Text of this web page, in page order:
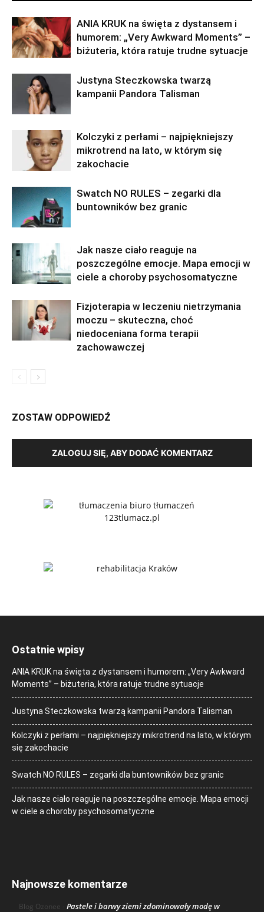
ANIA KRUK na święta z dystansem i
humorem: „Very Awkward Moments” –
biżuteria, która ratuje trudne sytuacje
Justyna Steczkowska twarzą
kampanii Pandora Talisman
Kolczyki z perłami – najpiękniejszy
mikrotrend na lato, w którym się
zakochacie
Swatch NO RULES – zegarki dla
buntowników bez granic
Jak nasze ciało reaguje na
poszczególne emocje. Mapa emocji w
ciele a choroby psychosomatyczne
Fizjoterapia w leczeniu nietrzymania
moczu – skuteczna, choć
niedoceniana forma terapii
zachowawczej
ZOSTAW ODPOWIEDŹ
ZALOGUJ SIĘ, ABY DODAĆ KOMENTARZ
Ostatnie wpisy
ANIA KRUK na święta z dystansem i humorem: „Very Awkward
Moments” – biżuteria, która ratuje trudne sytuacje
Justyna Steczkowska twarzą kampanii Pandora Talisman
Kolczyki z perłami – najpiękniejszy mikrotrend na lato, w którym
się zakochacie
Swatch NO RULES – zegarki dla buntowników bez granic
Jak nasze ciało reaguje na poszczególne emocje. Mapa emocji
w ciele a choroby psychosomatyczne
Najnowsze komentarze
Blog Ozonee - Pastele i barwy ziemi zdominowały modę w